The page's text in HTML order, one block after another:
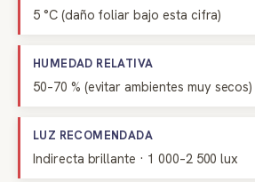
5 °C (daño foliar bajo esta cifra)
HUMEDAD RELATIVA
50–70 % (evitar ambientes muy secos)
LUZ RECOMENDADA
Indirecta brillante · 1 000–2 500 lux